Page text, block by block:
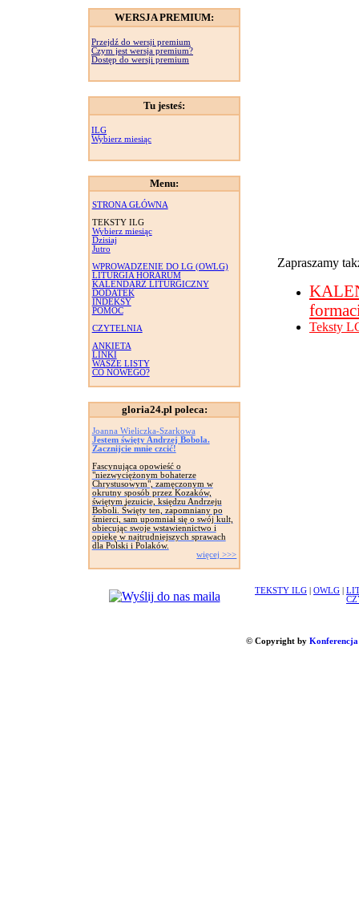
WERSJA PREMIUM:
Przejdź do wersji premium
Czym jest wersja premium?
Dostęp do wersji premium
Tu jesteś:
ILG
Wybierz miesiąc
Menu:
STRONA GŁÓWNA
TEKSTY ILG
Wybierz miesiąc
Dzisiaj
Jutro
WPROWADZENIE DO LG (OWLG)
LITURGIA HORARUM
KALENDARZ LITURGICZNY
DODATEK
INDEKSY
POMOC
CZYTELNIA
ANKIETA
LINKI
WASZE LISTY
CO NOWEGO?
gloria24.pl poleca:
Joanna Wieliczka-Szarkowa
Jestem święty Andrzej Bobola.
Zacznijcie mnie czcić!
Fascynująca opowieść o
"niezwyciężonym bohaterze
Chrystusowym", zamęczonym w
okrutny sposób przez Kozaków,
świętym jezuicie, księdzu Andrzeju
Boboli. Święty ten, zapomniany po
śmierci, sam upomniał się o swój kult,
obiecując swoje wstawiennictwo i
opiekę w najtrudniejszych sprawach
dla Polski i Polaków.
więcej >>>
Zapraszamy
Teksty
TEKSTY ILG OWLG
© Copyright by Konferencja